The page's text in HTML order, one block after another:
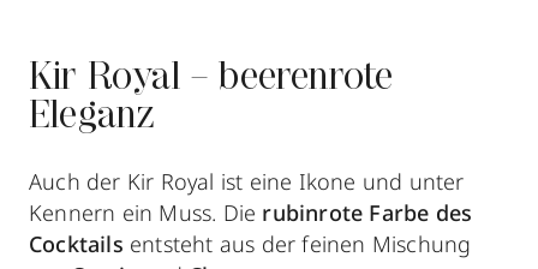
Kir Royal – beerenrote
Eleganz
Auch der Kir Royal ist eine Ikone und unter
Kennern ein Muss. Die rubinrote Farbe des
Cocktails entsteht aus der feinen Mischung